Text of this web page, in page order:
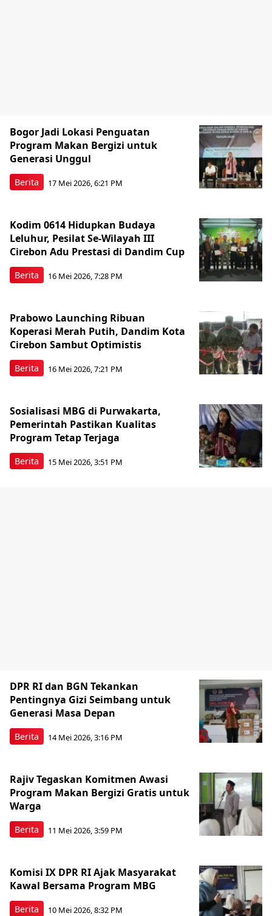
Berita
Bogor Jadi Lokasi Penguatan
Program Makan Bergizi untuk
Generasi Unggul
17 Mei 2026, 6:21 PM
Berita
Kodim 0614 Hidupkan Budaya
Leluhur, Pesilat Se-Wilayah III
Cirebon Adu Prestasi di Dandim Cup
16 Mei 2026, 7:28 PM
Berita
Prabowo Launching Ribuan
Koperasi Merah Putih, Dandim Kota
Cirebon Sambut Optimistis
16 Mei 2026, 7:21 PM
Berita
Sosialisasi MBG di Purwakarta,
Pemerintah Pastikan Kualitas
Program Tetap Terjaga
15 Mei 2026, 3:51 PM
Berita
DPR RI dan BGN Tekankan
Pentingnya Gizi Seimbang untuk
Generasi Masa Depan
14 Mei 2026, 3:16 PM
Berita
Rajiv Tegaskan Komitmen Awasi
Program Makan Bergizi Gratis untuk
Warga
11 Mei 2026, 3:59 PM
Berita
Komisi IX DPR RI Ajak Masyarakat
Kawal Bersama Program MBG
10 Mei 2026, 8:32 PM